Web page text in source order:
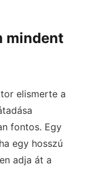
mindent
elismerte a
fontos. Egy
egy hosszú
adja át a